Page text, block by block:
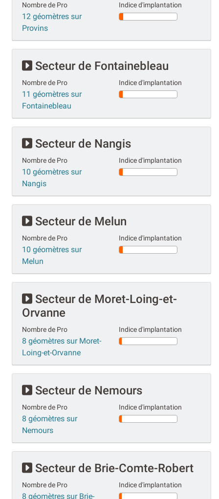
Nombre de Pro
12 géomètres sur
Provins
Indice d'implantation
Secteur de Fontainebleau
Nombre de Pro
11 géomètres sur
Fontainebleau
Indice d'implantation
Secteur de Nangis
Nombre de Pro
10 géomètres sur
Nangis
Indice d'implantation
Secteur de Melun
Nombre de Pro
10 géomètres sur
Melun
Indice d'implantation
Secteur de Moret-Loing-et-
Orvanne
Nombre de Pro
8 géomètres sur Moret-
Loing-et-Orvanne
Indice d'implantation
Secteur de Nemours
Nombre de Pro
8 géomètres sur
Nemours
Indice d'implantation
Secteur de Brie-Comte-Robert
Nombre de Pro
8 géomètres sur Brie-
Indice d'implantation